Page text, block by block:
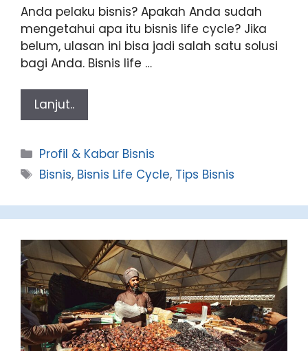
Anda pelaku bisnis? Apakah Anda sudah
mengetahui apa itu bisnis life cycle? Jika
belum, ulasan ini bisa jadi salah satu solusi
bagi Anda. Bisnis life …
Lanjut..
Categories
Profil & Kabar Bisnis
Tags
Bisnis, Bisnis Life Cycle, Tips Bisnis